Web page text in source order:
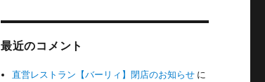
最近のコメント
直営レストラン【バーリィ】閉店のお知らせ に